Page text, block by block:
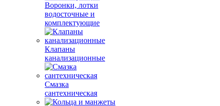
Воронки, лотки
водосточные и
комплектующие
Клапаны
канализационные
Смазка
сантехническая